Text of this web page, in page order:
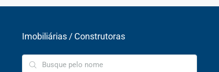
Imobiliárias / Construtoras